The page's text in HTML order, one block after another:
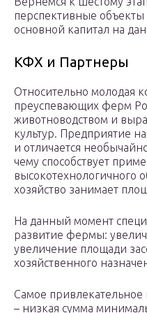
перспективные
основной капитал на
КФХ и Партнеры
Относительно молодая
преуспевающих ферм
животноводством и
культур. Предприятие
и отличается
чему способствует
высокотехнологичного
хозяйство занимает
На данный момент
развитие фермы:
увеличение площади
хозяйственного
Самое
– низкая сумма